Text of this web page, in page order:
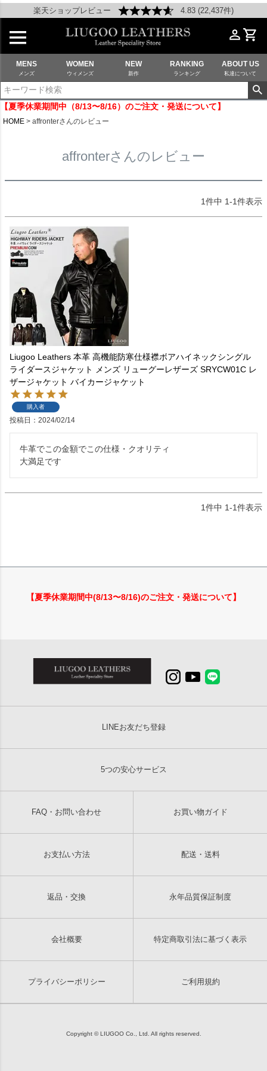
楽天ショップレビュー 4.83 (22,437件)
MENS
メンズ
WOMEN
ウィメンズ
NEW
新作
RANKING
ランキング
ABOUT US
私達について
【夏季休業期間中（8/13〜8/16）のご注文・発送について】
HOME affronterさんのレビュー
affronterさんのレビュー
1件中 1-1件表示
Liugoo Leathers 本革 高機能防寒仕様襟ボアハイネックシングル
ライダースジャケット メンズ リューグーレザーズ SRYCW01C レ
ザージャケット バイカージャケット
購入者
投稿日 2024/02/14
牛革でこの金額でこの仕様・クオリティ
大満足です
1件中 1-1件表示
【夏季休業期間中(8/13〜8/16)のご注文・発送について】
LINEお友だち登録
5つの安心サービス
FAQ・お問い合わせ お買い物ガイド
お支払い方法 配送・送料
返品・交換 永年品質保証制度
会社概要 特定商取引法に基づく表示
プライバシーポリシー ご利用規約
Copyright © LIUGOO Co., Ltd. All rights reserved.